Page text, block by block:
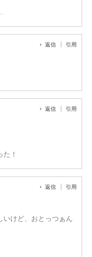
返信 引用
返信 引用
！
返信 引用
いけど、おとっつぁん